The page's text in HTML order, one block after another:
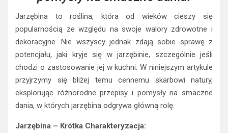
Jarzębina to roślina, która od wieków cieszy się
popularnością ze względu na swoje walory zdrowotne i
dekoracyjne. Nie wszyscy jednak zdają sobie sprawę z
potencjału, jaki kryje się w jarzębinie, szczególnie jeśli
chodzi o zastosowanie jej w kuchni. W niniejszym artykule
przyjrzymy się bliżej temu cennemu skarbowi natury,
eksplorując różnorodne przepisy i pomysły na smaczne
dania, w których jarzębina odgrywa główną rolę.
Jarzębina – Krótka Charakteryzacja: